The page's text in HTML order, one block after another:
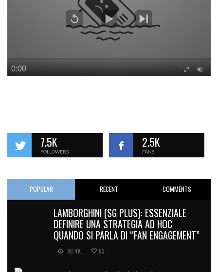
7.5K
FOLLOWERS
2.5K
FANS
POPULAR RECENT COMMENTS
LAMBORGHINI (SG PLUS): ESSENZIALE
DEFINIRE UNA STRATEGIA AD HOC
QUANDO SI PARLA DI “FAN ENGAGEMENT”
98.4K 83